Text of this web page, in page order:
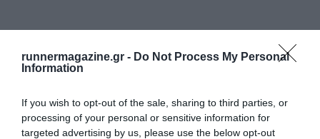
runnermagazine.gr - Do Not Process My Personal
Information
If you wish to opt-out of the sale, sharing to third parties, or
processing of your personal or sensitive information for
targeted advertising by us, please use the below opt-out